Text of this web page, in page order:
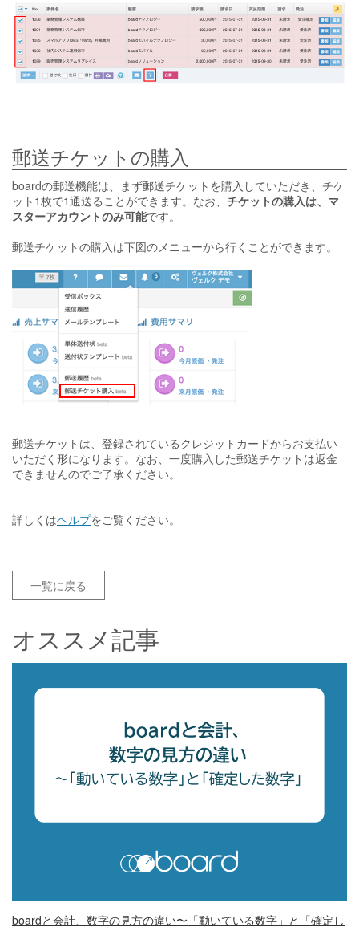
郵送チケットの購入
boardの郵送機能は、まず郵送チケットを購入していただき、チケ
ット1枚で1通送ることができます。なお、 チケットの購入は、マ
スターアカウントのみ可能です。
郵送チケットの購入は下図のメニューから行くことができます。
郵送チケットは、登録されているクレジットカードからお支払い
いただく形になります。なお、一度購入した郵送チケットは返金
できませんのでご了承ください。
詳しくはヘルプをご覧ください。
一覧に戻る
オススメ記事
boardと会計、数字の見方の違い〜「動いている数字」と「確定し